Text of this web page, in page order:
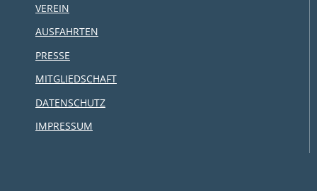
VEREIN
AUSFAHRTEN
PRESSE
MITGLIEDSCHAFT
DATENSCHUTZ
IMPRESSUM